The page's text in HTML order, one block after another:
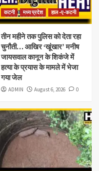
कटनी मध्य प्रदेश हाल -ए-कटनी
तीन महीने तक पुलिस को देता रहा
चुनौती… आखिर ‘खूंखार’ मनीष
जायसवाल कानून के शिकंजे में
हत्या के प्रयास के मामले में भेजा
गया जेल
ADMIN August 6, 2026 0